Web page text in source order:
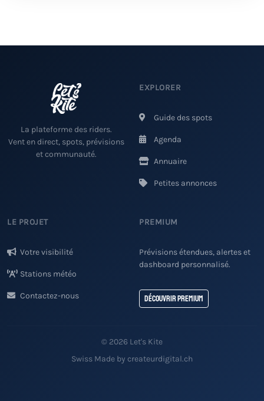
La plateforme des riders.
Vent en direct, spots, prévisions
et communauté.
EXPLORER
Guide des spots
Agenda
Annuaire
Petites annonces
LE PROJET
Votre visibilité
Stations météo
Contactez-nous
PREMIUM
Prévisions étendues, alertes et
dashboard personnalisé.
Découvrir Premium
© 2026 Let's Kite
Swiss Made by createurdigital.ch